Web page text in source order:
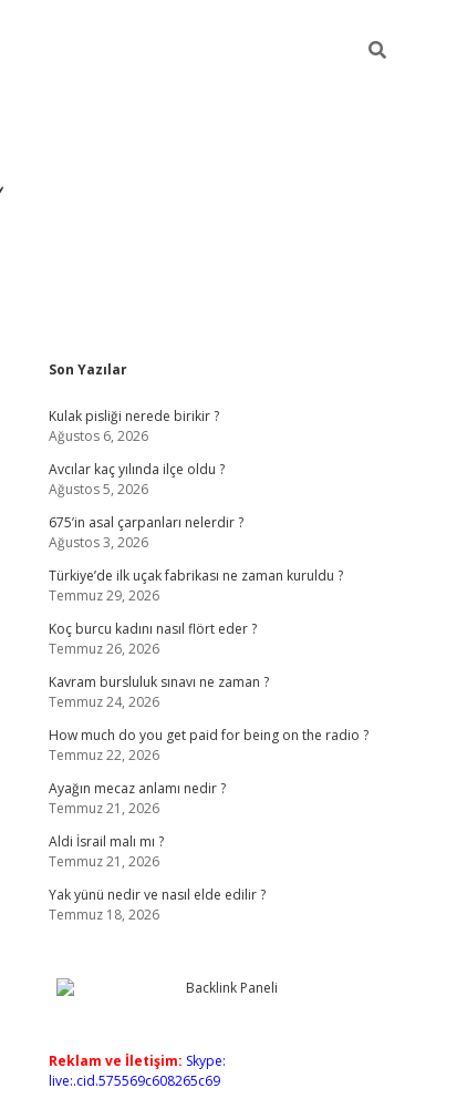
Sidebar
Son Yazılar
Kulak pisliği nerede birikir ?
Ağustos 6, 2026
Avcılar kaç yılında ilçe oldu ?
Ağustos 5, 2026
675’in asal çarpanları nelerdir ?
Ağustos 3, 2026
Türkiye’de ilk uçak fabrikası ne zaman kuruldu ?
Temmuz 29, 2026
Koç burcu kadını nasıl flört eder ?
Temmuz 26, 2026
Kavram bursluluk sınavı ne zaman ?
Temmuz 24, 2026
How much do you get paid for being on the radio ?
Temmuz 22, 2026
Ayağın mecaz anlamı nedir ?
Temmuz 21, 2026
Aldi İsrail malı mı ?
Temmuz 21, 2026
Yak yünü nedir ve nasıl elde edilir ?
Temmuz 18, 2026
Reklam ve İletişim: Skype:
live:.cid.575569c608265c69